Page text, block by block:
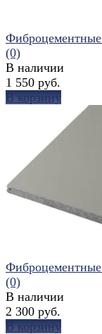
избранное
Фиброцементные
(0)
В наличии
1 550 руб.
В корзину
(0)
В наличии
2 300 руб.
В корзину